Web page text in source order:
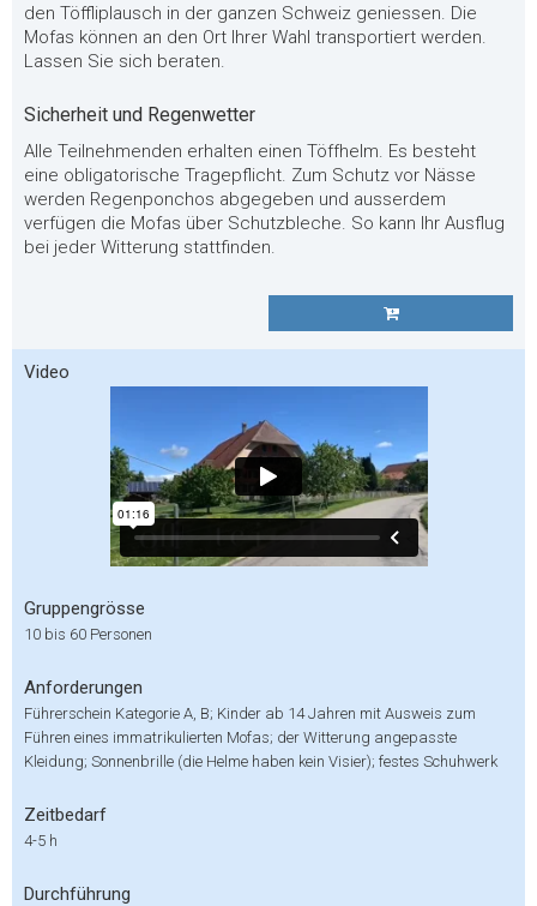
den Töffliplausch in der ganzen Schweiz geniessen. Die
Mofas können an den Ort Ihrer Wahl transportiert werden.
Lassen Sie sich beraten.
Sicherheit und Regenwetter
Alle Teilnehmenden erhalten einen Töffhelm. Es besteht
eine obligatorische Tragepflicht. Zum Schutz vor Nässe
werden Regenponchos abgegeben und ausserdem
verfügen die Mofas über Schutzbleche. So kann Ihr Ausflug
bei jeder Witterung stattfinden.
Video
Gruppengrösse
10 bis 60 Personen
Anforderungen
Führerschein Kategorie A, B; Kinder ab 14 Jahren mit Ausweis zum
Führen eines immatrikulierten Mofas; der Witterung angepasste
Kleidung; Sonnenbrille (die Helme haben kein Visier); festes Schuhwerk
Zeitbedarf
4-5 h
Durchführung